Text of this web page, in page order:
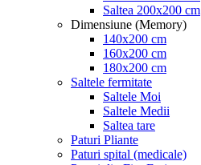
Saltea 200x200 cm
Dimensiune (Memory)
140x200 cm
160x200 cm
180x200 cm
Saltele fermitate
Saltele Moi
Saltele Medii
Saltea tare
Paturi Pliante
Paturi spital (medicale)